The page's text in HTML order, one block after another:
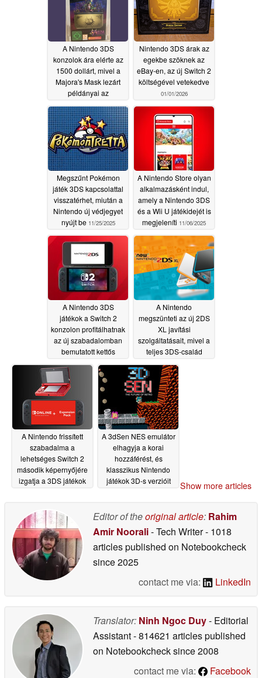
A Nintendo 3DS
konzolok ára elérte az
1500 dollárt, mivel a
Majora's Mask lezárt
példányai az
biztonságával
kapcsolatos félelmeket
keltettek01/10/2026
Nintendo 3DS árak az
egekbe szöknek az
eBay-en, az új Switch 2
költségével vetekedve
01/01/2026
Megszűnt Pokémon
játék 3DS kapcsolattal
visszatérhet, miután a
Nintendo új védjegyet
nyújt be 11/25/2025
A Nintendo Store olyan
alkalmazásként indul,
amely a Nintendo 3DS
és a Wii U játékidejét is
megjeleníti 11/06/2025
A Nintendo 3DS
játékok a Switch 2
konzolon profitálhatnak
az új szabadalomban
bemutatott kettős
10/17/2025
A Nintendo
megszünteti az új 2DS
XL javítási
szolgáltatásait, mivel a
teljes 3DS-család
megszüntette
A Nintendo frissített
szabadalma a
lehetséges Switch 2
második képernyőjére
izgatja a 3DS játékok
A 3dSen NES emulátor
elhagyja a korai
hozzáférést, és
klasszikus Nintendo
játékok 3D-s verzióit
Show more articles
Editor of theoriginal article: Rahim
Amir Noorali- Tech Writer- 1018
articles published on Notebookcheck
since 2025
contact me via:
LinkedIn
Translator: Ninh Ngoc Duy- Editorial
Assistant- 814621 articles published
on Notebookchecksince 2008
contact me via:
Facebook